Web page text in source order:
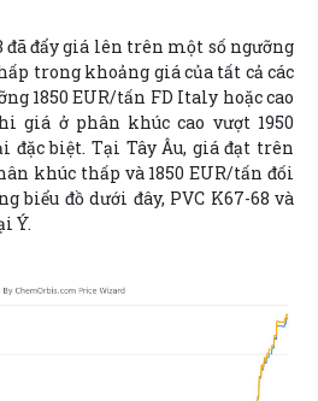
đã đẩy giá lên trên một số ngưỡng
trong khoảng giá của tất cả các
1850 EUR/tấn FD Italy hoặc cao
giá ở phân khúc cao vượt 1950
đặc biệt. Tại Tây Âu, giá đạt trên
khúc thấp và 1850 EUR/tấn đối
biểu đồ dưới đây, PVC K67-68 và
Ý.